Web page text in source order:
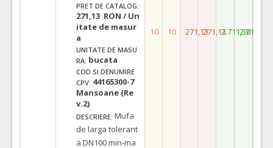
PRET DE CATALOG:
271,13 RON / Un
itate de masur
a
UNITATE DE MASU
RA: bucata
COD SI DENUMIRE
CPV: 44165300-7
Mansoane (Re
v.2)
DESCRIERE: Mufa
de larga tolerant
a DN100 min-ma
10 10 271,13271,132.711,302.711,30